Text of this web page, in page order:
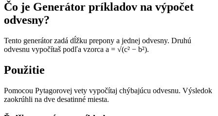
Čo je Generátor príkladov na výpočet
odvesny?
Tento generátor zadá dĺžku prepony a jednej odvesny. Druhú
odvesnu vypočítaš podľa vzorca a = √(c² − b²).
Použitie
Pomocou Pytagorovej vety vypočítaj chýbajúcu odvesnu. Výsledok
zaokrúhli na dve desatinné miesta.